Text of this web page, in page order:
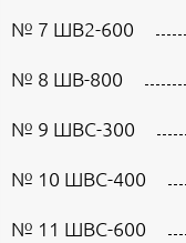
№ 7 ШВ2-600
№ 8 ШВ-800
№ 9 ШВС-300
№ 10 ШВС-400
№ 11 ШВС-600